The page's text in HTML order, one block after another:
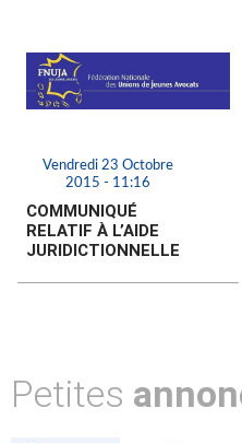
Vendredi 23 Octobre
2015 - 11:16
COMMUNIQUÉ
RELATIF À L’AIDE
JURIDICTIONNELLE
Petites